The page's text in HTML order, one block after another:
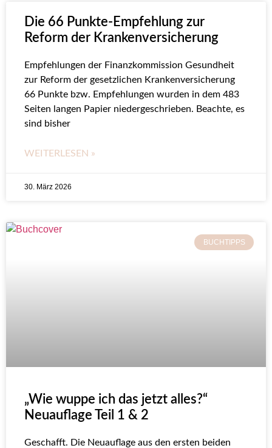
Die 66 Punkte-Empfehlung zur
Reform der Krankenversicherung
Empfehlungen der Finanzkommission Gesundheit
zur Reform der gesetzlichen Krankenversicherung
66 Punkte bzw. Empfehlungen wurden in dem 483
Seiten langen Papier niedergeschrieben. Beachte, es
sind bisher
WEITERLESEN »
30. März 2026
BUCHTIPPS
„Wie wuppe ich das jetzt alles?“
Neuauflage Teil 1 & 2
Geschafft. Die Neuauflage aus den ersten beiden